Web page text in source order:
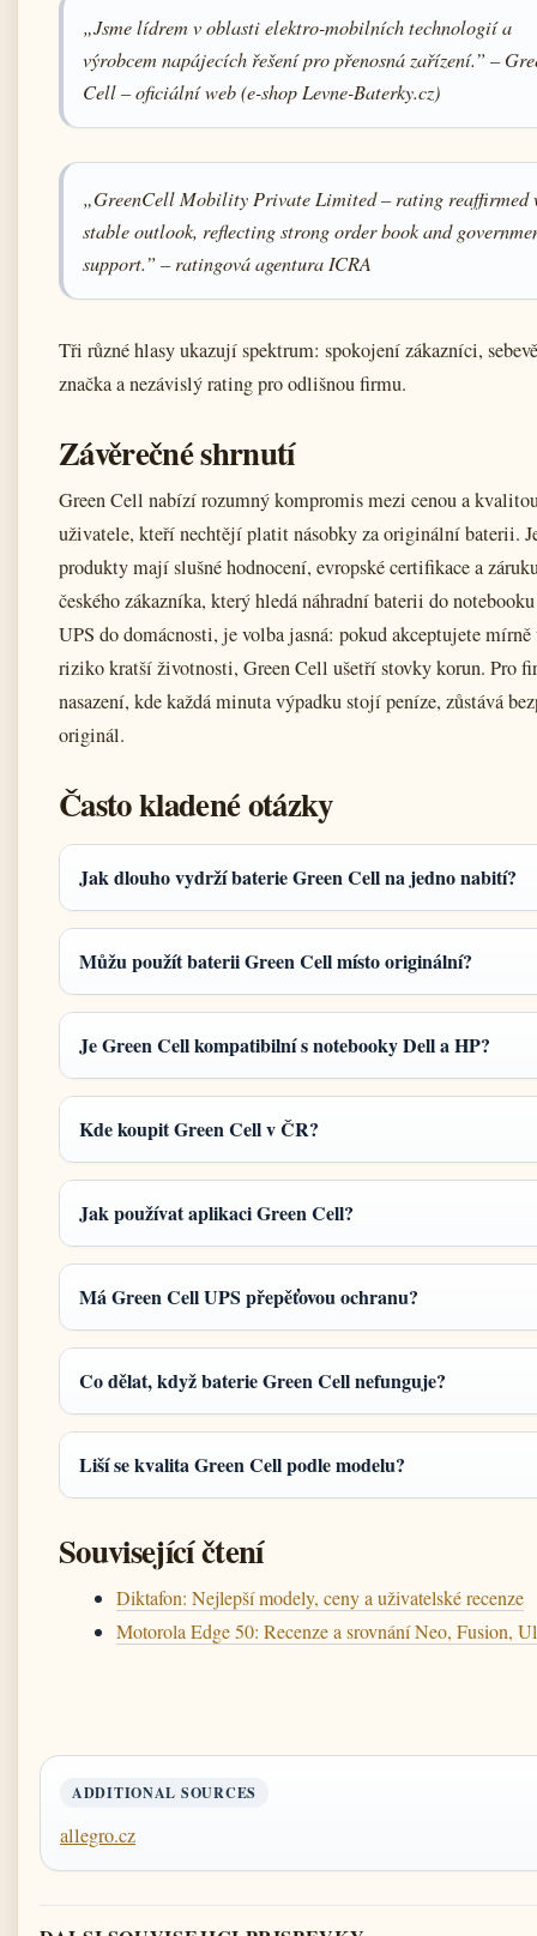
„Jsme lídrem v oblasti elektro-mobilních technologií a
výrobcem napájecích řešení pro přenosná zařízení.” –
Cell – oficiální web (e-shop Levne-Baterky.cz)
„GreenCell Mobility Private Limited – rating reaffirmed
stable outlook, reflecting strong order book and
support.” – ratingová agentura ICRA
Tři různé hlasy ukazují spektrum: spokojení zákazníci,
značka a nezávislý rating pro odlišnou firmu.
Závěrečné shrnutí
Green Cell nabízí rozumný kompromis mezi cenou a
uživatele, kteří nechtějí platit násobky za originální baterii.
produkty mají slušné hodnocení, evropské certifikace a
českého zákazníka, který hledá náhradní baterii do
UPS do domácnosti, je volba jasná: pokud akceptujete mírně
riziko kratší životnosti, Green Cell ušetří stovky korun. Pro
nasazení, kde každá minuta výpadku stojí peníze, zůstává
originál.
Často kladené otázky
Jak dlouho vydrží baterie Green Cell na jedno nabití?
Můžu použít baterii Green Cell místo originální?
Je Green Cell kompatibilní s notebooky Dell a HP?
Kde koupit Green Cell v ČR?
Jak používat aplikaci Green Cell?
Má Green Cell UPS přepěťovou ochranu?
Co dělat, když baterie Green Cell nefunguje?
Liší se kvalita Green Cell podle modelu?
Související čtení
Diktafon: Nejlepší modely, ceny a uživatelské recenze
Motorola Edge 50: Recenze a srovnání Neo, Fusion,
ADDITIONAL SOURCES
allegro.cz